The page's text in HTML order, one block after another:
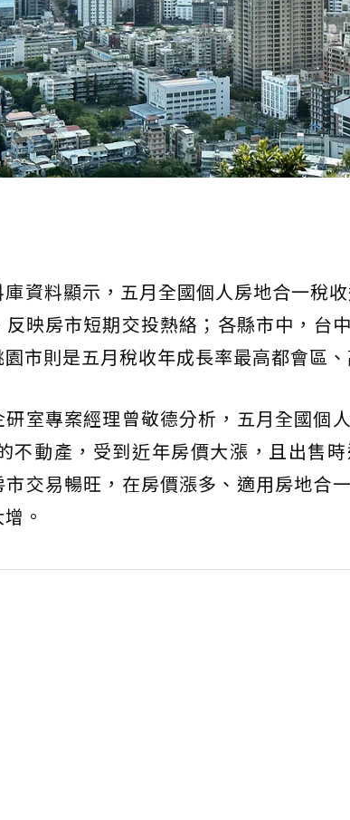
資料顯示，五月全國個人房地合一稅
映房市短期交投熱絡；各縣市中，台
園市則是五月稅收年成長率最高都會區
室專案經理曾敬德分析，五月全國個
不動產，受到近年房價大漲，且出售
交易暢旺，在房價漲多、適用房地合
。